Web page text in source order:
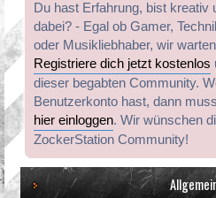
Du hast Erfahrung, bist kreativ
dabei? - Egal ob Gamer,
oder Musikliebhaber, wir
Registriere dich jetzt kostenlos
dieser begabten Community.
Benutzerkonto hast, dann
hier einloggen. Wir wünschen
ZockerStation Community!